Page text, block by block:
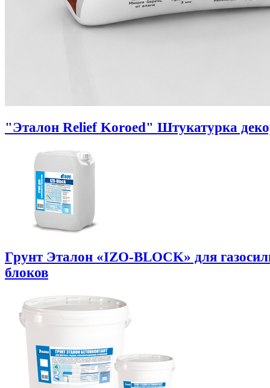
"Эталон Relief Koroed" Штукатурка
Грунт Эталон «IZO-BLOCK» для
блоков